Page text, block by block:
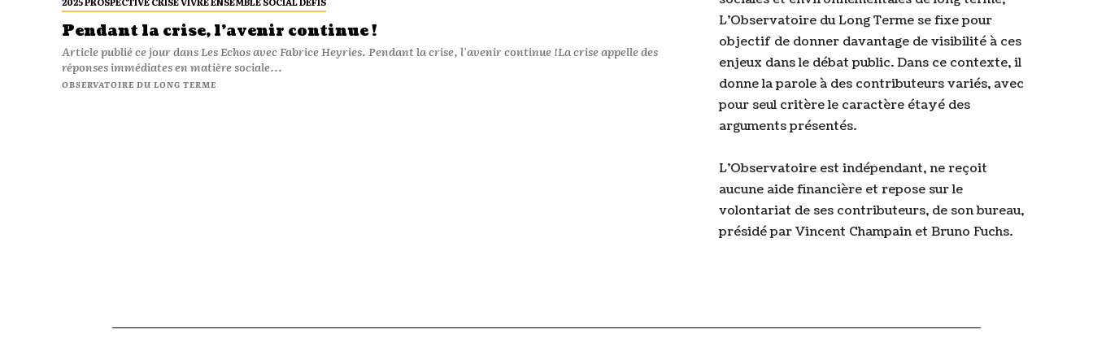
Pendant la crise, l’avenir continue !
Article publié ce jour dans Les Echos avec Fabrice Heyries. Pendant la crise, l'avenir continue !La crise appelle des
réponses immédiates en matière sociale...
OBSERVATOIRE DU LONG TERME
L’Observatoire du Long Terme se fixe pour
objectif de donner davantage de visibilité à ces
enjeux dans le débat public. Dans ce contexte, il
donne la parole à des contributeurs variés, avec
pour seul critère le caractère étayé des
arguments présentés.
L’Observatoire est indépendant, ne reçoit
aucune aide financière et repose sur le
volontariat de ses contributeurs, de son bureau,
présidé par Vincent Champain et Bruno Fuchs.